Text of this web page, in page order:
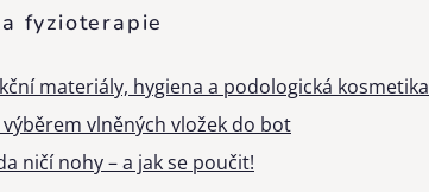
fyzioterapie
materiály, hygiena a podologická kosmetika
vlněných vložek do bot
ničí nohy – a jak se poučit!